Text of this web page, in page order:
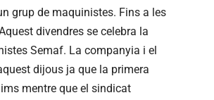
grup de maquinistes. Fins a les
divendres se celebra la
Semaf. La companyia i el
dijous ja que la primera
mentre que el sindicat